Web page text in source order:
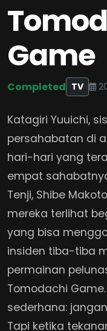
Game
Completed TV
Katagiri Yuuichi,
persahabatan di
hari-hari yang
empat
Tenji, Shibe
mereka terlihat
yang bisa
insiden tiba-tiba
permainan
Tomodachi
sederhana:
Tapi ketika